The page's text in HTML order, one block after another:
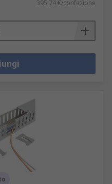
395,74 €/confezione